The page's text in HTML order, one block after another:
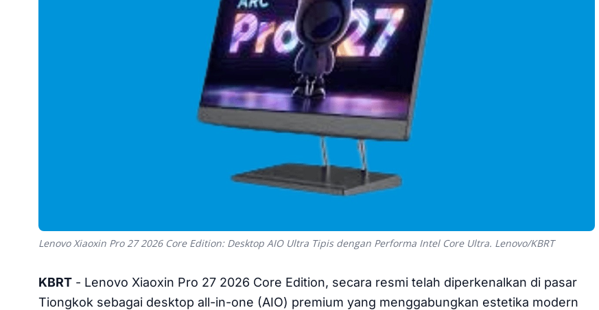
Lenovo Xiaoxin Pro 27 2026 Core Edition: Desktop AIO Ultra Tipis dengan Performa Intel Core Ultra. Lenovo/KBRT
KBRT - Lenovo Xiaoxin Pro 27 2026 Core Edition, secara resmi telah diperkenalkan di pasar
Tiongkok sebagai desktop all-in-one (AIO) premium yang menggabungkan estetika modern